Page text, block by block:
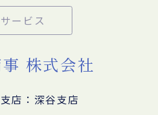
サービス
株式会社
店：深谷支店